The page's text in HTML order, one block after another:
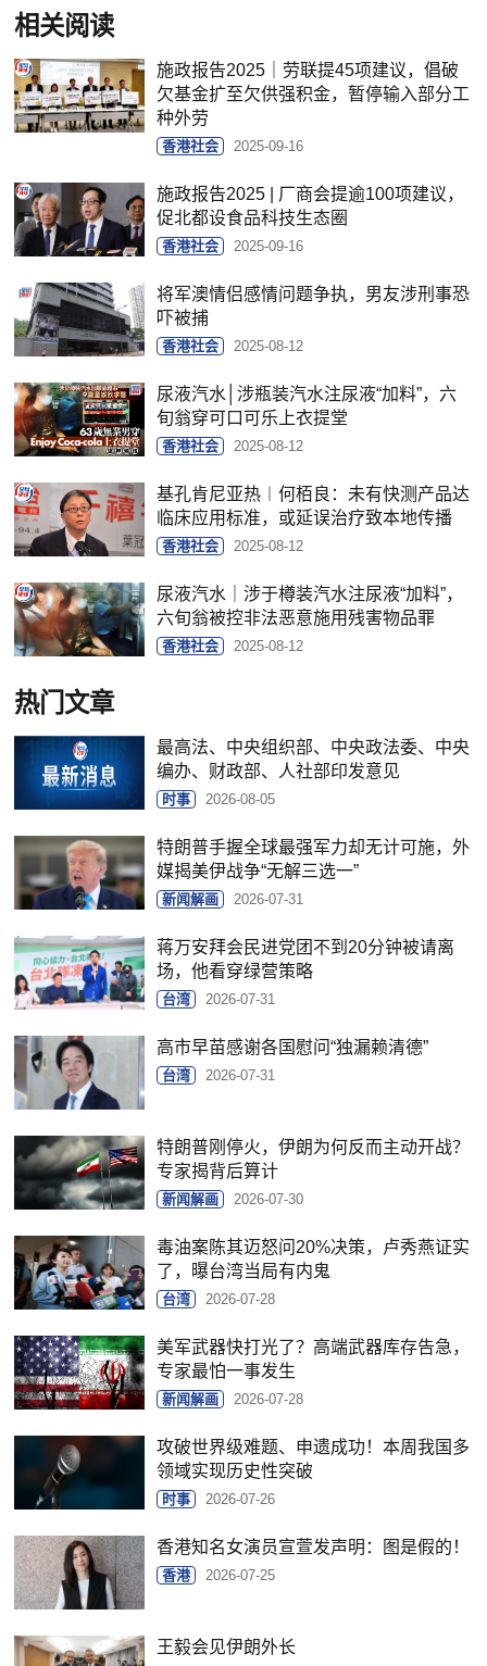
相关阅读
施政报告2025｜劳联提45项建议，倡破
欠基金扩至欠供强积金，暂停输入部分工
种外劳
香港社会 2025-09-16
施政报告2025 | 厂商会提逾100项建议，
促北都设食品科技生态圈
香港社会 2025-09-16
将军澳情侣感情问题争执，男友涉刑事恐
吓被捕
香港社会 2025-08-12
尿液汽水│涉瓶装汽水注尿液“加料”，六
旬翁穿可口可乐上衣提堂
香港社会 2025-08-12
基孔肯尼亚热︱何栢良：未有快测产品达
临床应用标准，或延误治疗致本地传播
香港社会 2025-08-12
尿液汽水｜涉于樽装汽水注尿液“加料”，
六旬翁被控非法恶意施用残害物品罪
香港社会 2025-08-12
热门文章
最高法、中央组织部、中央政法委、中央
编办、财政部、人社部印发意见
时事 2026-08-05
特朗普手握全球最强军力却无计可施，外
媒揭美伊战争“无解三选一”
新闻解画 2026-07-31
蒋万安拜会民进党团不到20分钟被请离
场，他看穿绿营策略
台湾 2026-07-31
高市早苗感谢各国慰问“独漏赖清德”
台湾 2026-07-31
特朗普刚停火，伊朗为何反而主动开战？
专家揭背后算计
新闻解画 2026-07-30
毒油案陈其迈怒问20%决策，卢秀燕证实
了，曝台湾当局有内鬼
台湾 2026-07-28
美军武器快打光了？高端武器库存告急，
专家最怕一事发生
新闻解画 2026-07-28
攻破世界级难题、申遗成功！本周我国多
领域实现历史性突破
时事 2026-07-26
香港知名女演员宣萱发声明：图是假的！
香港 2026-07-25
王毅会见伊朗外长